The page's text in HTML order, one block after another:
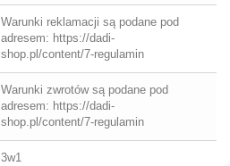
Warunki reklamacji są podane pod
adresem: https://dadi-
shop.pl/content/7-regulamin
Warunki zwrotów są podane pod
adresem: https://dadi-
shop.pl/content/7-regulamin
3w1